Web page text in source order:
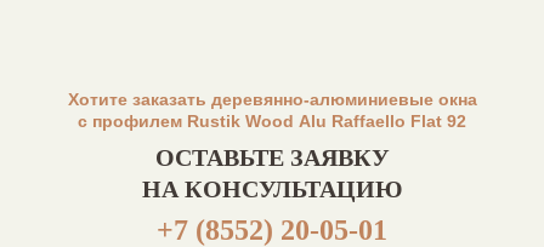
Хотите заказать деревянно-алюминиевые окна
с профилем Rustik Wood Alu Raffaello Flat 92
ОСТАВЬТЕ ЗАЯВКУ
НА КОНСУЛЬТАЦИЮ
+7 (8552) 20-05-01